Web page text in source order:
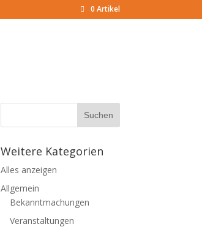
0 Artikel
Weitere Kategorien
Alles anzeigen
Allgemein
Bekanntmachungen
Veranstaltungen